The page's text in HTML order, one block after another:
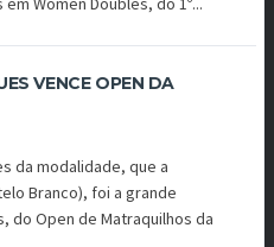
VENCE OPEN DA
da modalidade, que a
Branco), foi a grande
do Open de Matraquilhos da